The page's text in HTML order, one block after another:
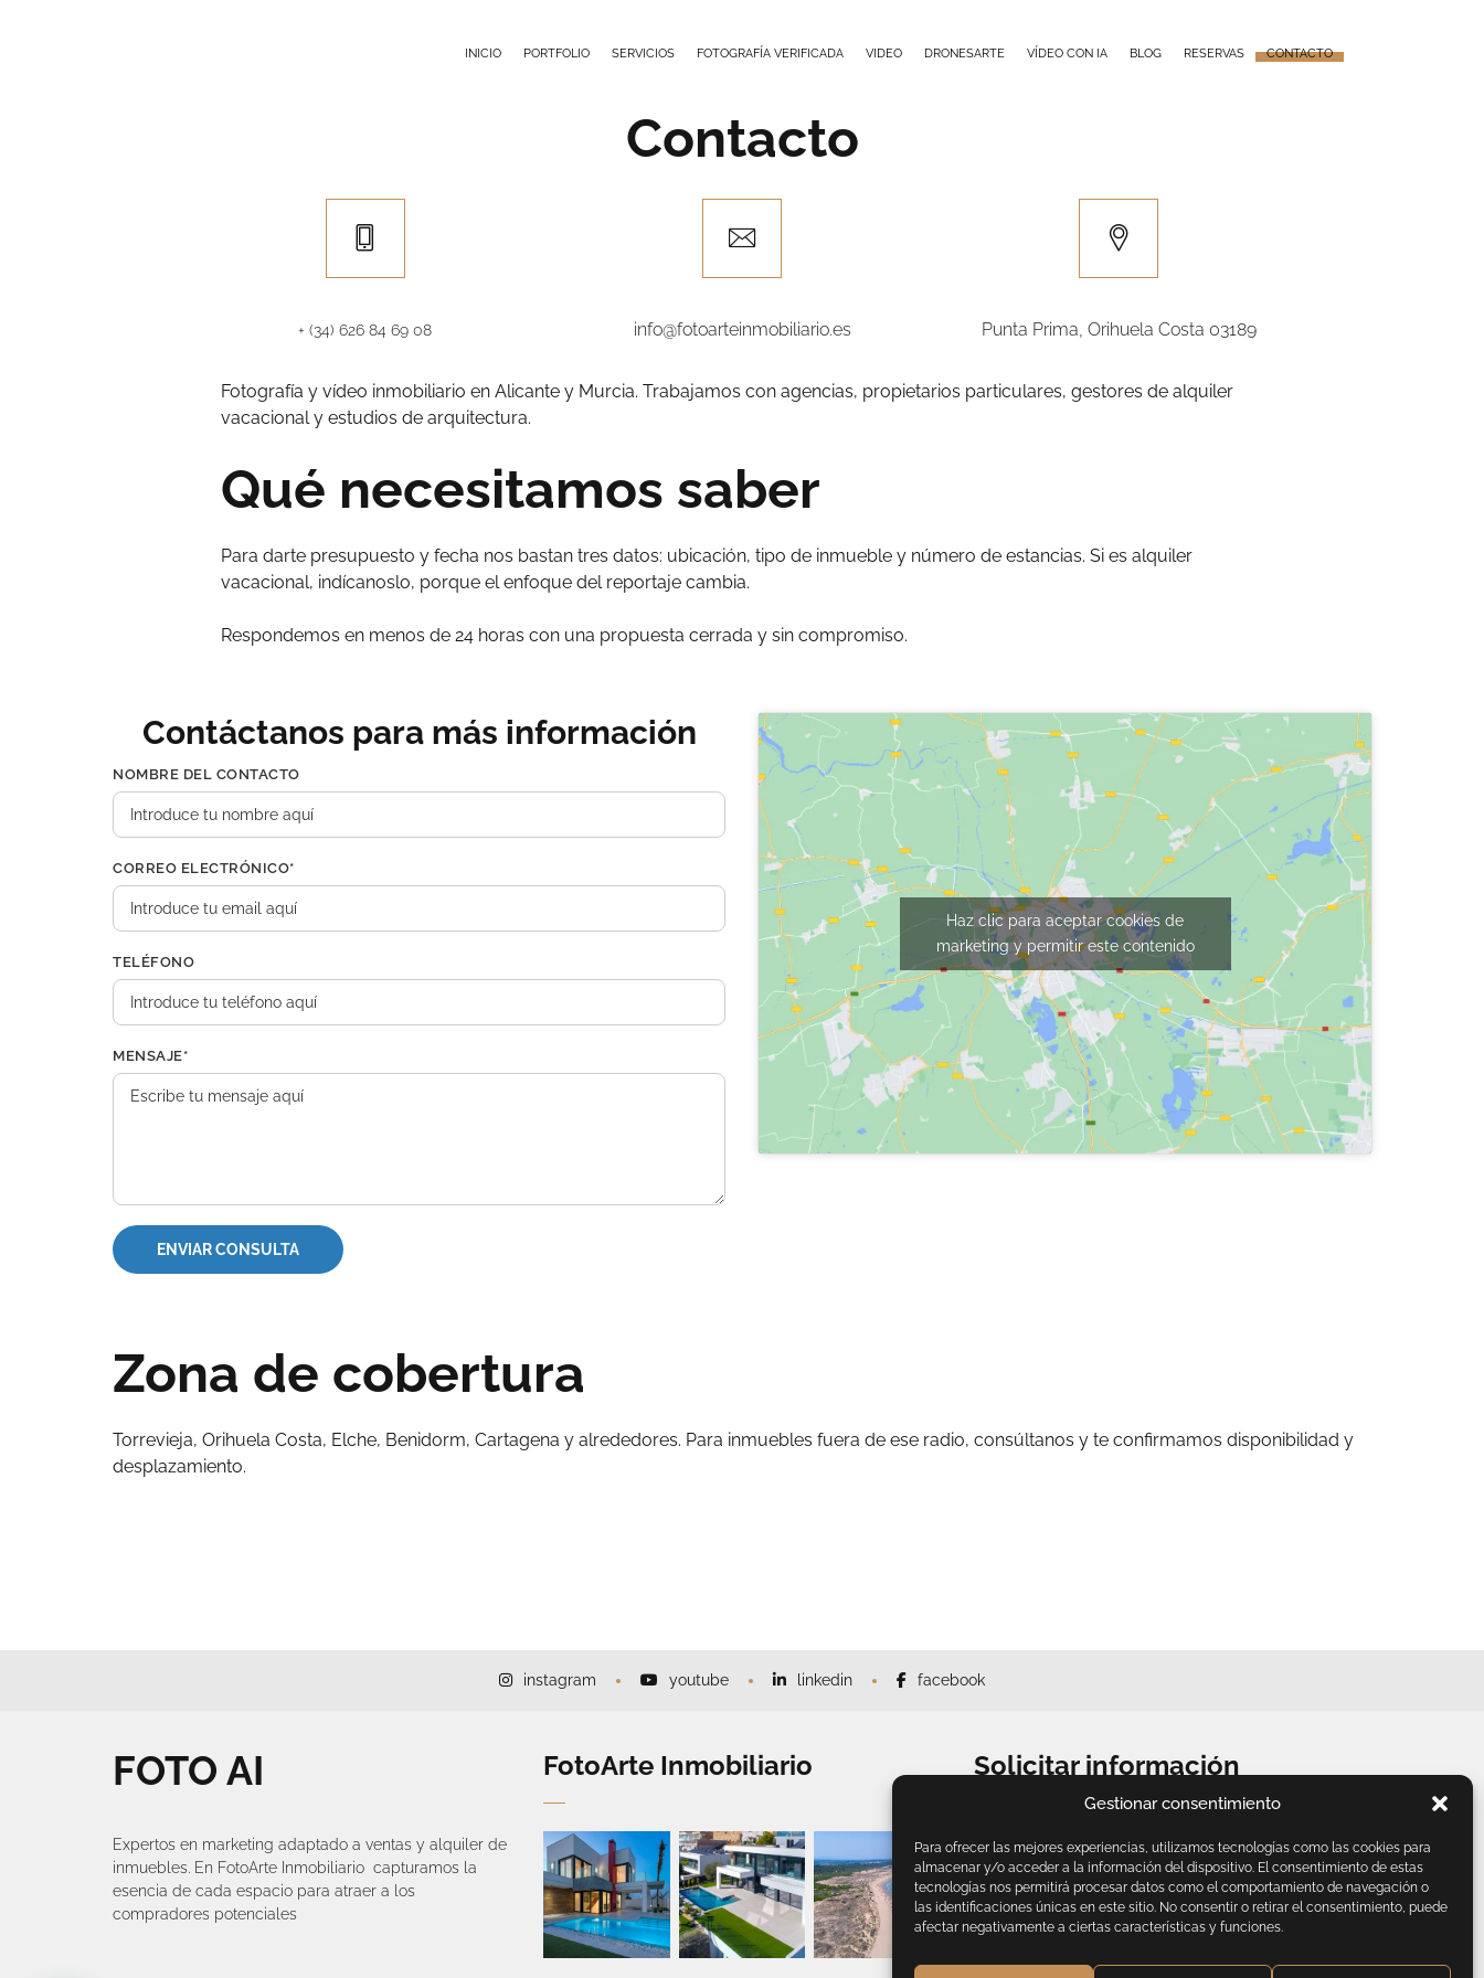
Gestionar consentimiento
Para ofrecer las mejores experiencias, utilizamos tecnologías como las cookies para
almacenar y/o acceder a la información del dispositivo. El consentimiento de estas
tecnologías nos permitirá procesar datos como el comportamiento de navegación o
las identificaciones únicas en este sitio. No consentir o retirar el consentimiento, puede
afectar negativamente a ciertas características y funciones.
INICIO PORTFOLIO SERVICIOS FOTOGRAFÍA VERIFICADA VIDEO DRONESARTE VÍDEO CON IA BLOG RESERVAS CONTACTO
Contacto
+ (34) 626 84 69 08 info@fotoarteinmobiliario.es Punta Prima, Orihuela Costa 03189
Fotografía y vídeo inmobiliario en Alicante y Murcia. Trabajamos con agencias, propietarios particulares, gestores de alquiler
vacacional y estudios de arquitectura.
Qué necesitamos saber
Para darte presupuesto y fecha nos bastan tres datos: ubicación, tipo de inmueble y número de estancias. Si es alquiler
vacacional, indícanoslo, porque el enfoque del reportaje cambia.
Respondemos en menos de 24 horas con una propuesta cerrada y sin compromiso.
Contáctanos para más información
NOMBRE DEL CONTACTO
CORREO ELECTRÓNICO*
TELÉFONO
MENSAJE*
Haz clic para aceptar cookies de
marketing y permitir este contenido
Zona de cobertura
Torrevieja, Orihuela Costa, Elche, Benidorm, Cartagena y alrededores. Para inmuebles fuera de ese radio, consúltanos y te confirmamos disponibilidad y
desplazamiento.
instagram youtube linkedin facebook
FOTO AI
Expertos en marketing adaptado a ventas y alquiler de
inmuebles. En FotoArte Inmobiliario capturamos la
esencia de cada espacio para atraer a los
compradores potenciales
FotoArte Inmobiliario Solicitar información
Teléfono:
+34 626 84 69 08
Email:
info@fotoarteinmobiliario.es
Copyright © 2026 Todos los derechos reservados.